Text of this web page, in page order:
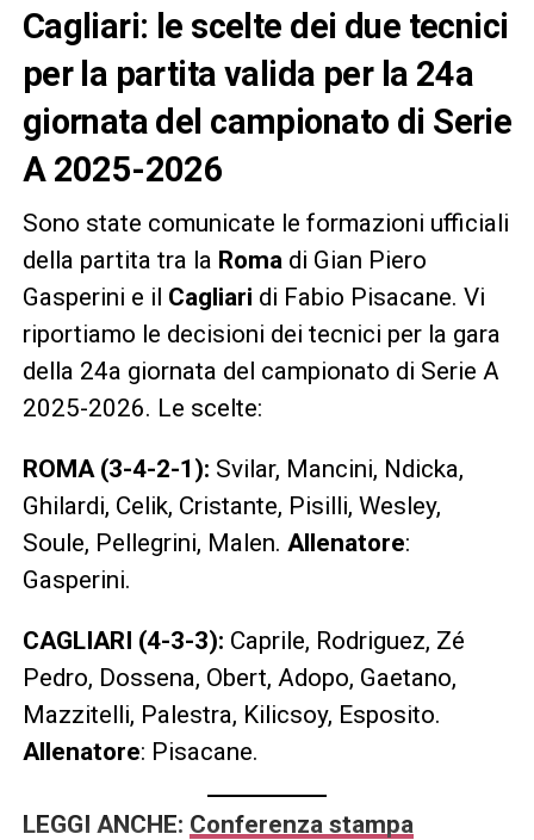
Cagliari: le scelte dei due tecnici
per la partita valida per la 24a
giornata del campionato di Serie
A 2025-2026
Sono state comunicate le formazioni ufficiali
della partita tra la Roma di Gian Piero
Gasperini e il Cagliari di Fabio Pisacane. Vi
riportiamo le decisioni dei tecnici per la gara
della 24a giornata del campionato di Serie A
2025-2026. Le scelte:
ROMA (3-4-2-1): Svilar, Mancini, Ndicka,
Ghilardi, Celik, Cristante, Pisilli, Wesley,
Soule, Pellegrini, Malen. Allenatore:
Gasperini.
CAGLIARI (4-3-3): Caprile, Rodriguez, Zé
Pedro, Dossena, Obert, Adopo, Gaetano,
Mazzitelli, Palestra, Kilicsoy, Esposito.
Allenatore: Pisacane.
LEGGI ANCHE: Conferenza stampa